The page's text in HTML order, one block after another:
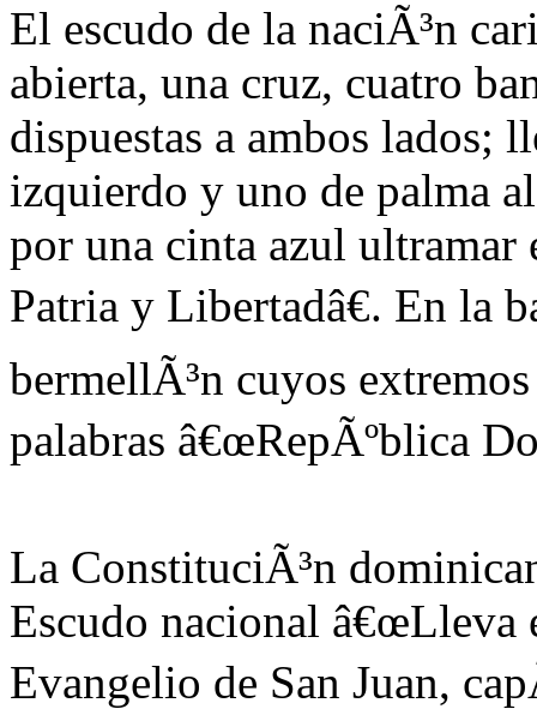
El escudo de la naciÃ³n
abierta, una cruz, cuatro
dispuestas a ambos lados;
izquierdo y uno de palma
por una cinta azul ultramar
Patria y Libertadâ€. En la
bermellÃ³n cuyos
palabras â€œRepÃºblica
La ConstituciÃ³n
Escudo nacional â€œLleva
Evangelio de San Juan,